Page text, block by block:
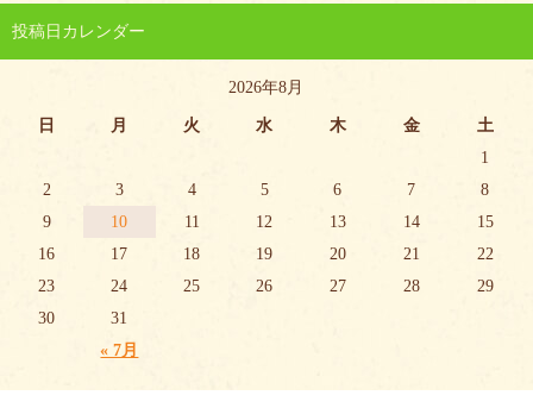
投稿日カレンダー
2026年8月
日 月 火 水 木 金 土
« 7月
1
2
3 4 5 6 7
8
9
10 11 12 13 14
15
16
17 18 19 20 21
22
23
24 25 26 27 28
29
30
31